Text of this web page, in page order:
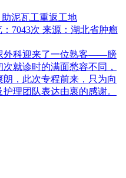
泥瓦工重返工地
7043次 来源：湖北省肿瘤
外科迎来了一位熟客——膀
就诊时的满面愁容不同，
，此次专程前来，只为向
理团队表达由衷的感谢。